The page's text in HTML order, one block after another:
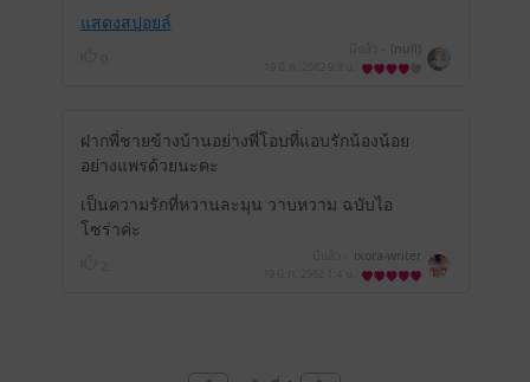
แสดงสปอยล์
(null)
ฝากพี่ชายข้างบ้านอย่างพี่โอบที่แอบรักน้องน้อย
อย่างแพรด้วยนะคะ
เป็นความรักที่หวานละมุน วาบหวาม ฉบับไอ
โซร่าค่ะ
ixora-writer